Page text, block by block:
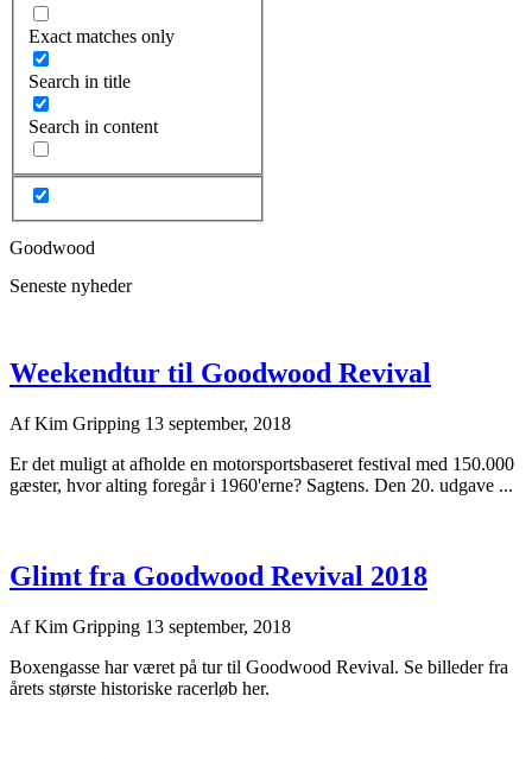
Exact matches only
Search in title
Search in content
Goodwood
Seneste nyheder
Weekendtur til Goodwood Revival
AfKim Gripping 13 september, 2018
Er det muligt at afholde en motorsportsbaseret festival med 150.000
gæster, hvor alting foregår i 1960'erne? Sagtens. Den 20. udgave ...
Glimt fra Goodwood Revival 2018
AfKim Gripping 13 september, 2018
Boxengasse har været på tur til Goodwood Revival. Se billeder fra
årets største historiske racerløb her.